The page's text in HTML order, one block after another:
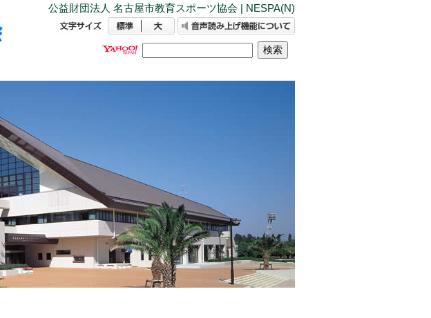
公益財団法人 名古屋市教育スポーツ協会 | NESPA(N)